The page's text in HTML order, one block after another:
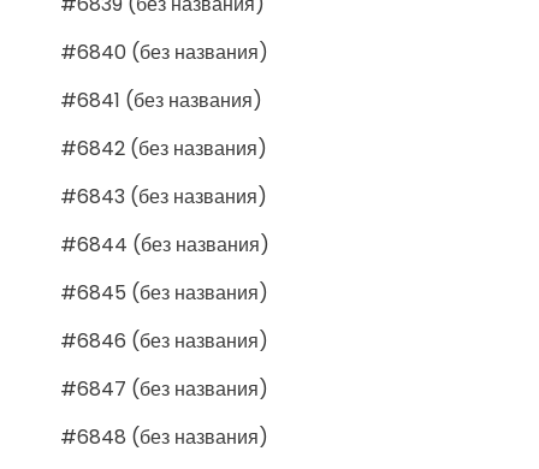
#6840 (без названия)
#6841 (без названия)
#6842 (без названия)
#6843 (без названия)
#6844 (без названия)
#6845 (без названия)
#6846 (без названия)
#6847 (без названия)
#6848 (без названия)